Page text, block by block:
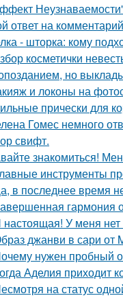
ответ на
- шторка: кому
косметички
но
и локоны на
прически для
Гомес немного
свифт.
знакомиться!
инструменты
в последнее время
гармония
настоящая! У меня
джанви в сари от
нужен пробный
Аделия приходит
на статус